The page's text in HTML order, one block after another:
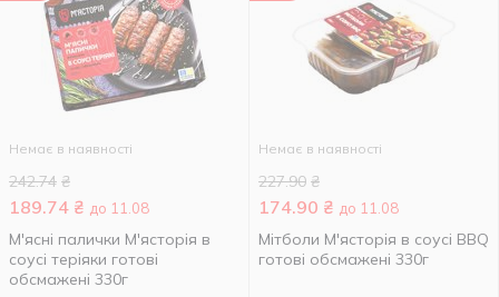
Немає в наявності
242.74 ₴
189.74 ₴ до 11.08
М'ясні палички М'ясторія в
соусі теріяки готові
обсмажені 330г
Немає в наявності
227.90 ₴
174.90 ₴ до 11.08
Мітболи М'ясторія в соусі BBQ
готові обсмажені 330г